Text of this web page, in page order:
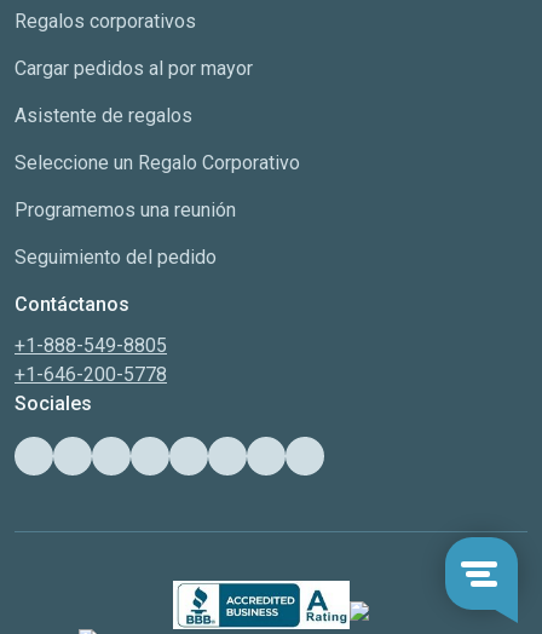
Regalos corporativos
Cargar pedidos al por mayor
Asistente de regalos
Seleccione un Regalo Corporativo
Programemos una reunión
Seguimiento del pedido
Contáctanos
+1-888-549-8805
+1-646-200-5778
Sociales